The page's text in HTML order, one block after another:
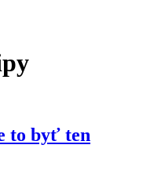
to byť ten